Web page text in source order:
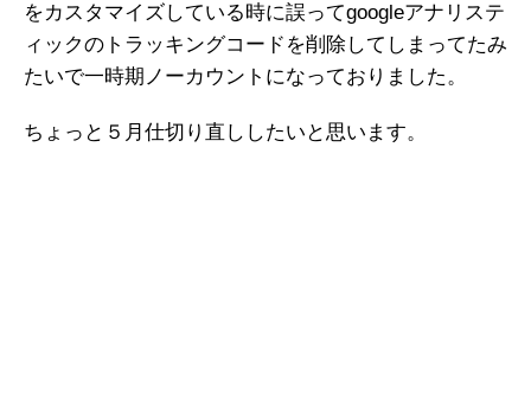
をカスタマイズしている時に誤ってgoogleアナリステ
ィックのトラッキングコードを削除してしまってたみ
たいで一時期ノーカウントになっておりました。
ちょっと５月仕切り直ししたいと思います。